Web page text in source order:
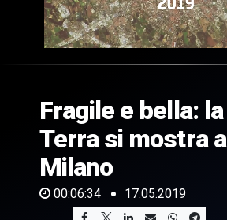
of
34
seconds
Fragile e bella: la
Terra si mostra a
Milano
00:06:34 17.05.2019